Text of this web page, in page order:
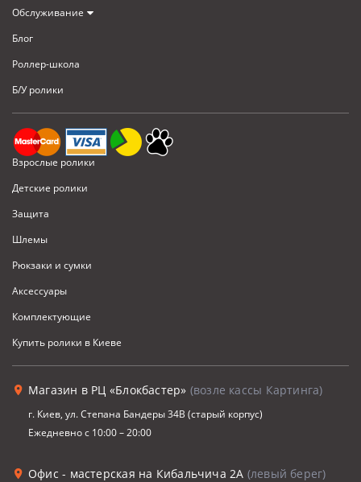
Обслуживание
Блог
Роллер-школа
Б/У ролики
Взрослые ролики
Детские ролики
Защита
Шлемы
Рюкзаки и сумки
Аксессуары
Комплектующие
Купить ролики в Киеве
Магазин в РЦ «Блокбастер» (возле кассы Картинга)
г. Киев, ул. Степана Бандеры 34В (старый корпус)
Ежедневно с 10:00 – 20:00
Офис - мастерская на Кибальчича 2А (левый берег)